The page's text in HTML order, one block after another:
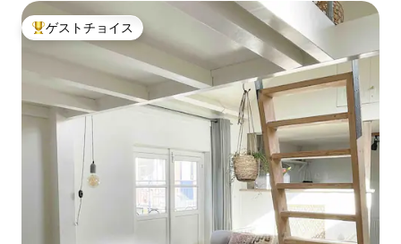
大好評のゲストチョイスです。
ゲストチョイス